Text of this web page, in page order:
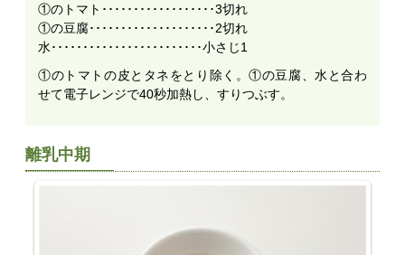
①のトマト･･････････････････3切れ
①の豆腐････････････････････2切れ
水････････････････････････小さじ1
①のトマトの皮とタネをとり除く。①の豆腐、水と合わ
せて電子レンジで40秒加熱し、すりつぶす。
離乳中期